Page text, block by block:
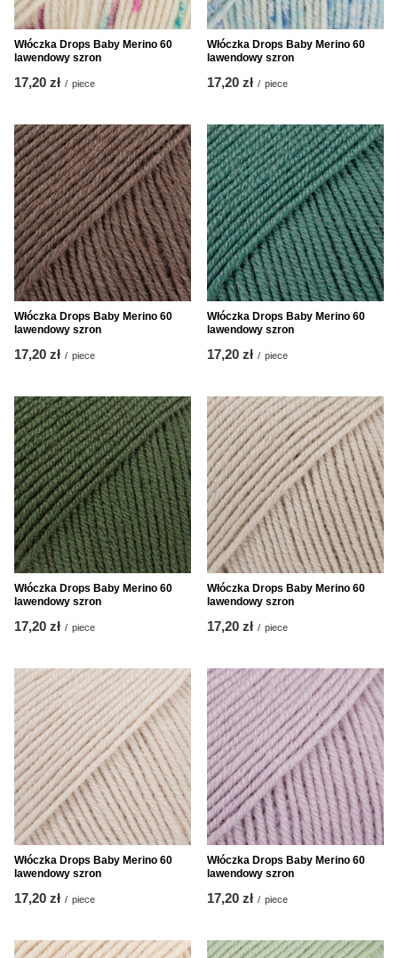
Włóczka Drops Baby Merino 60
lawendowy szron
17,20 zł / piece
Włóczka Drops Baby Merino 60
lawendowy szron
17,20 zł / piece
Włóczka Drops Baby Merino 60
lawendowy szron
17,20 zł / piece
Włóczka Drops Baby Merino 60
lawendowy szron
17,20 zł / piece
Włóczka Drops Baby Merino 60
lawendowy szron
17,20 zł / piece
Włóczka Drops Baby Merino 60
lawendowy szron
17,20 zł / piece
Włóczka Drops Baby Merino 60
lawendowy szron
17,20 zł / piece
Włóczka Drops Baby Merino 60
lawendowy szron
17,20 zł / piece